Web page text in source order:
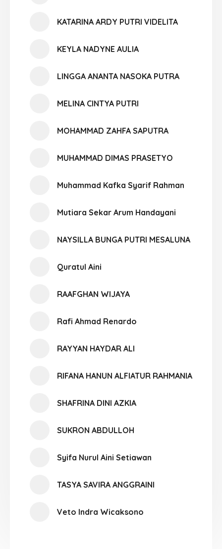
KATARINA ARDY PUTRI VIDELITA
KEYLA NADYNE AULIA
LINGGA ANANTA NASOKA PUTRA
MELINA CINTYA PUTRI
MOHAMMAD ZAHFA SAPUTRA
MUHAMMAD DIMAS PRASETYO
Muhammad Kafka Syarif Rahman
Mutiara Sekar Arum Handayani
NAYSILLA BUNGA PUTRI MESALUNA
Quratul Aini
RAAFGHAN WIJAYA
Rafi Ahmad Renardo
RAYYAN HAYDAR ALI
RIFANA HANUN ALFIATUR RAHMANIA
SHAFRINA DINI AZKIA
SUKRON ABDULLOH
Syifa Nurul Aini Setiawan
TASYA SAVIRA ANGGRAINI
Veto Indra Wicaksono